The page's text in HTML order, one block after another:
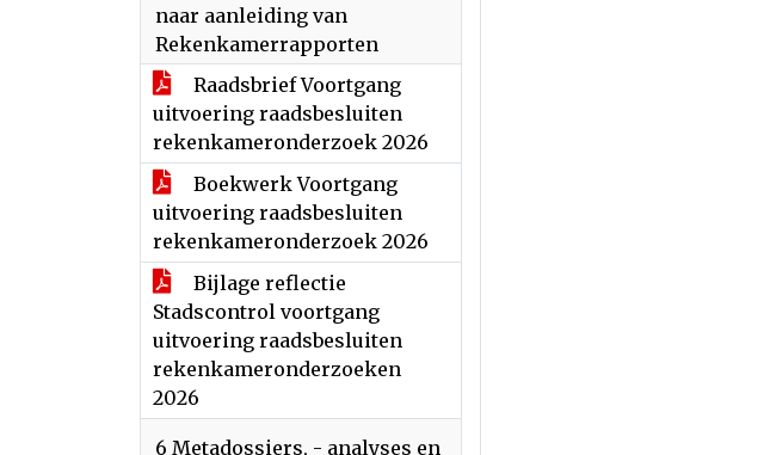
naar aanleiding van
Rekenkamerrapporten
Raadsbrief Voortgang
uitvoering raadsbesluiten
rekenkameronderzoek 2026
Boekwerk Voortgang
uitvoering raadsbesluiten
rekenkameronderzoek 2026
Bijlage reflectie
Stadscontrol voortgang
uitvoering raadsbesluiten
rekenkameronderzoeken
2026
6 Metadossiers, - analyses en